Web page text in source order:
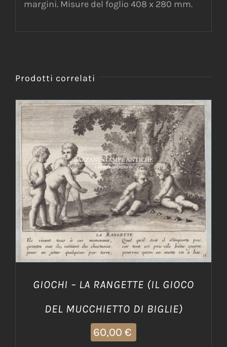
margini. Misure del foglio 408 x 280 mm.
Prodotti correlati
AGGIUNGI AL CARRELLO / DETTAGLI
GIOCHI – LA RANGETTE (IL GIOCO
DEL MUCCHIETTO DI BIGLIE)
60,00 €